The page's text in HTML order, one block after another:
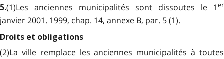
5.(1)Les anciennes municipalités sont dissoutes le 1er
janvier 2001. 1999, chap. 14, annexe B, par. 5 (1).
Droits et obligations
(2)La ville remplace les anciennes municipalités à toutes